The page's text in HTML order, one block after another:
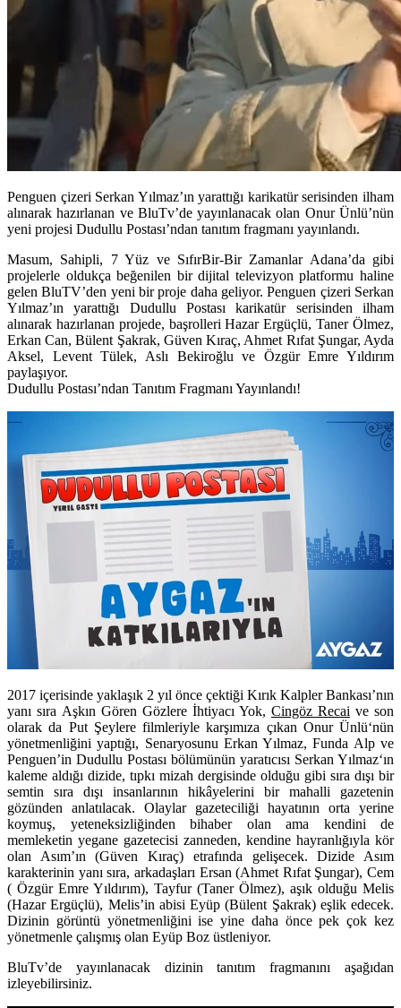
Penguen çizeri Serkan Yılmaz’ın yarattığı karikatür serisinden ilham
alınarak hazırlanan ve BluTv’de yayınlanacak olan Onur Ünlü’nün
yeni projesi Dudullu Postası’ndan tanıtım fragmanı yayınlandı.
Masum, Sahipli, 7 Yüz ve SıfırBir-Bir Zamanlar Adana’da gibi
projelerle oldukça beğenilen bir dijital televizyon platformu haline
gelen BluTV’den yeni bir proje daha geliyor.Penguen çizeri Serkan
Yılmaz’ın yarattığı Dudullu Postası karikatür serisinden ilham
alınarak hazırlanan projede, başrolleriHazar Ergüçlü, Taner Ölmez,
Erkan Can, Bülent Şakrak, Güven Kıraç, Ahmet Rıfat Şungar, Ayda
Aksel, Levent Tülek, Aslı Bekiroğlu ve Özgür Emre Yıldırım
paylaşıyor.
Dudullu Postası’ndan Tanıtım Fragmanı Yayınlandı!
2017 içerisinde yaklaşık 2 yıl önce çektiği Kırık Kalpler Bankası’nın
yanı sıra Aşkın Gören Gözlere İhtiyacı Yok, Cingöz Recai ve son
olarak da Put Şeylere filmleriyle karşımıza çıkan Onur Ünlü‘nün
yönetmenliğini yaptığı, Senaryosunu Erkan Yılmaz, Funda Alpve
Penguen’in Dudullu Postası bölümünün yaratıcısı Serkan Yılmaz‘ın
kaleme aldığı dizide, tıpkı mizah dergisinde olduğu gibi sıra dışı bir
semtin sıra dışı insanlarının hikâyelerini bir mahalli gazetenin
gözünden anlatılacak. Olaylar gazeteciliği hayatının orta yerine
koymuş, yeteneksizliğinden bihaber olan ama kendini de
memleketin yegane gazetecisi zanneden, kendine hayranlığıyla kör
olan Asım’ın (Güven Kıraç) etrafında gelişecek. Dizide Asım
karakterinin yanı sıra, arkadaşları Ersan (Ahmet Rıfat Şungar), Cem
( Özgür Emre Yıldırım), Tayfur (Taner Ölmez), aşık olduğu Melis
(Hazar Ergüçlü), Melis’in abisi Eyüp (Bülent Şakrak) eşlik edecek.
Dizinin görüntü yönetmenliğini ise yine daha önce pek çok kez
yönetmenle çalışmış olan Eyüp Boz üstleniyor.
BluTv’de yayınlanacak dizinin tanıtım fragmanını aşağıdan
izleyebilirsiniz.